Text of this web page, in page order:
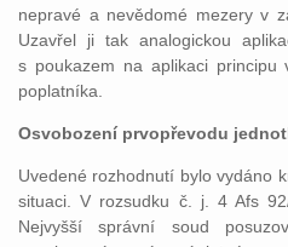
nepravé a nevědomé mezery v
Uzavřel ji tak analogickou
s poukazem na aplikaci principu
poplatníka.
Osvobození prvopřevodu
Uvedené rozhodnutí bylo vydáno
situaci. V rozsudku č. j. 4 Afs
Nejvyšší správní soud